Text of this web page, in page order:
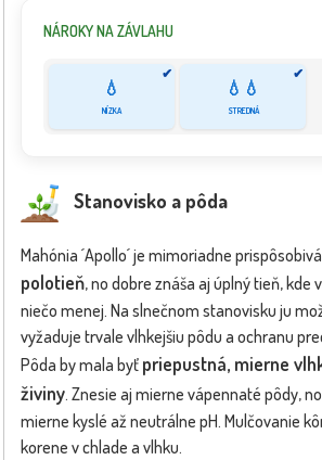
NÁROKY NA ZÁVLAHU
✔
💧
NÍZKA
✔
💧💧
STREDNÁ
Stanovisko a pôda
Mahónia ´Apollo´ je mimoriadne
polotieň, no dobre znáša aj úplný tieň, kde
niečo menej. Na slnečnom stanovisku ju
vyžaduje trvale vlhkejšiu pôdu a ochranu
Pôda by mala byť priepustná, mierne
živiny. Znesie aj mierne vápennaté pôdy,
mierne kyslé až neutrálne pH. Mulčovanie
korene v chlade a vlhku.